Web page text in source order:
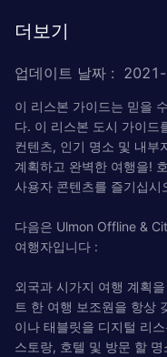
더보기
업데이트 날짜 :
이 리스본 가이드는 믿을
다. 이 리스본 도시 가이드
컨텐츠, 인기 명소 및 내부
계획하고 완벽한 여행을!
사용자 콘텐츠를 즐기십시
다음은 Ulmon Offline &
여행자입니다 :
외국과 시가지 여행 계획
트 한 여행 보조원을 항상
이나 태블릿을 디지털 리
스토랑, 호텔 및 방문 할